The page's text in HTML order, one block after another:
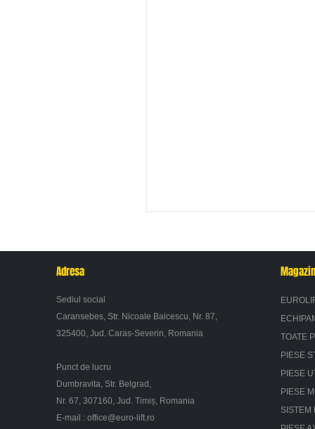
Adresa
Sediul social
Caransebes, Str. Nicoale Balcescu, Nr. 87,
325400, Jud. Caras-Severin, Romania
Punct de lucru
Dumbravita, Str. Belgrad,
Nr. 67, 307160, Jud. Timiș, Romania
E-mail : office@euro-lift.ro
Magazin
TOATE
PIESE
PIESE
PIESE
SISTEM